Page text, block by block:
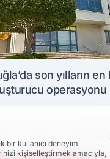
son yılların
operasyonu
bir kullanıcı deneyimi
kişiselleştirmek amacıyla,